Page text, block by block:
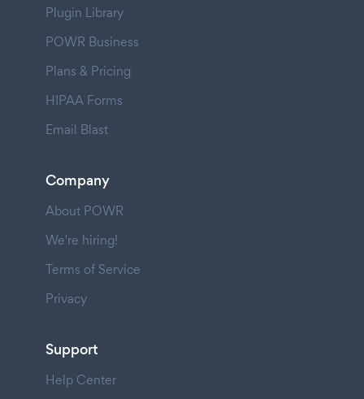
Plugin Library
POWR Business
Plans & Pricing
HIPAA Forms
Email Blast
Company
About POWR
We're hiring!
Terms of Service
Privacy
Support
Help Center